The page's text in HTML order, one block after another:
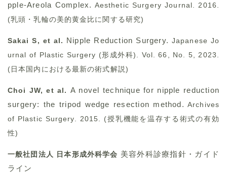
pple-Areola Complex. Aesthetic Surgery Journal. 2016.
(乳頭・乳輪の美的黄金比に関する研究)
Sakai S, et al. Nipple Reduction Surgery. Japanese Jo
urnal of Plastic Surgery (形成外科). Vol. 66, No. 5, 2023.
(日本国内における最新の術式解説)
Choi JW, et al. A novel technique for nipple reduction
surgery: the tripod wedge resection method. Archives
of Plastic Surgery. 2015. (授乳機能を温存する術式の有効
性)
一般社団法人 日本形成外科学会 美容外科診療指針・ガイド
ライン